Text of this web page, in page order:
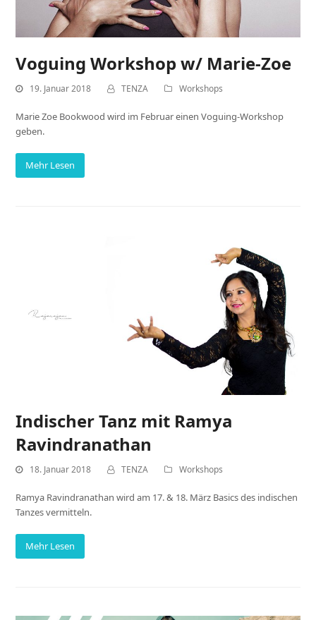
Voguing Workshop w/ Marie-Zoe
19. Januar 2018 TENZA Workshops
Marie Zoe Bookwood wird im Februar einen Voguing-Workshop
geben.
Mehr Lesen
Indischer Tanz mit Ramya
Ravindranathan
18. Januar 2018 TENZA Workshops
Ramya Ravindranathan wird am 17. & 18. März Basics des indischen
Tanzes vermitteln.
Mehr Lesen